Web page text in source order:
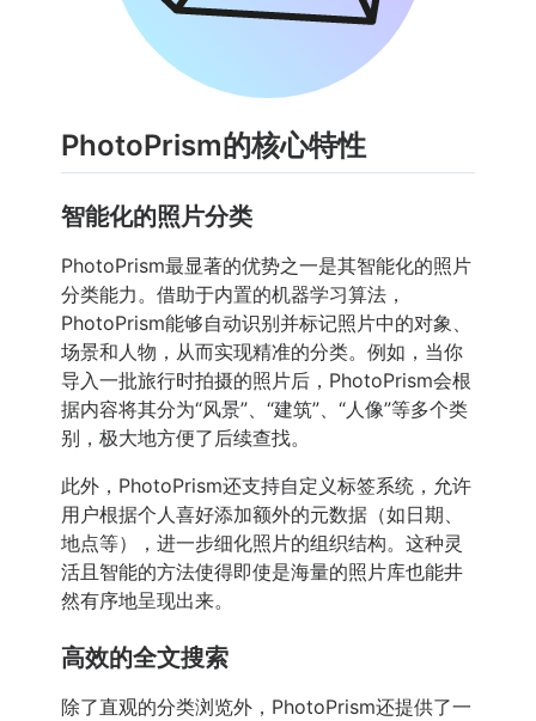
PhotoPrism的核心特性
智能化的照片分类
PhotoPrism最显著的优势之一是其智能化的照片
分类能力。借助于内置的机器学习算法，
PhotoPrism能够自动识别并标记照片中的对象、
场景和人物，从而实现精准的分类。例如，当你
导入一批旅行时拍摄的照片后，PhotoPrism会根
据内容将其分为“风景”、“建筑”、“人像”等多个类
别，极大地方便了后续查找。
此外，PhotoPrism还支持自定义标签系统，允许
用户根据个人喜好添加额外的元数据（如日期、
地点等），进一步细化照片的组织结构。这种灵
活且智能的方法使得即使是海量的照片库也能井
然有序地呈现出来。
高效的全文搜索
除了直观的分类浏览外，PhotoPrism还提供了一